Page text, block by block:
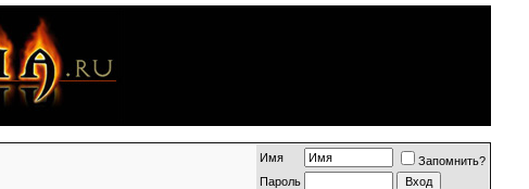
Имя
Запомнить?
Пароль